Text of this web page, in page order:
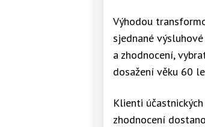
Výhodou
sjednané
a zhodnocení,
dosažení věku 60
Klienti
zhodnocení